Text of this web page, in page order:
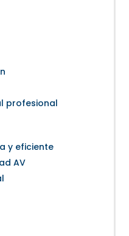
profesional
y eficiente
AV